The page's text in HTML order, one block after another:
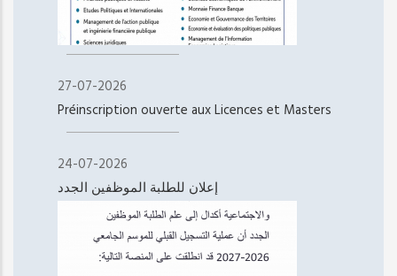
27-07-2026
Préinscription ouverte aux Licences et Masters
24-07-2026
إعلان للطلبة الموظفين الجدد